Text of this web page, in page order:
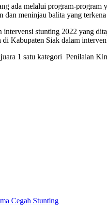
ada melalui program-
dan meninjau balita yang
stunting 2022 yang
Kabupaten Siak dalam
1 satu kategori Penilaian
Cegah Stunting